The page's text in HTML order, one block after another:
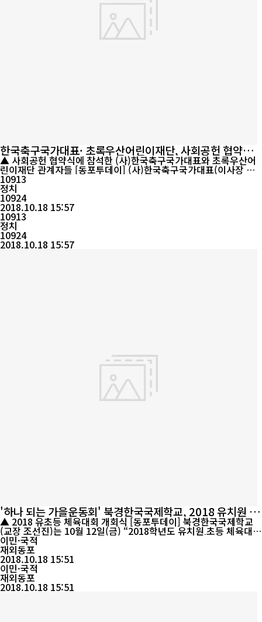
한국축구국가대표· 초록우산어린이재단, 사회공헌 협약식
체결
▲ 사회공헌 협약식에 참석한 (사)한국축구국가대표와 초록우산어
린이재단 관계자들 [동포투데이] (사)한국축구국가대표(이사장 김
병지)는 초록우산어린이재단(회장 이제훈)과 함께 저소득가정 아동
을 돕기 위한 사회공헌 협약식을 체결했다고 18일 밝혔다. 이 날 협
약식에는 초록우산어린이재단 관계자들과 (사)한국축구국가대표의
김병지 이사장, 최영일 부회장, 김재현 부회장, 성신여대 서경덕 교
수 등이 참석했...
10913
정치
10924
2018.10.18 15:57
10913
정치
10924
2018.10.18 15:57
'하나 되는 가을운동회' 북경한국국제학교, 2018 유치원 초
등 체육대회
▲ 2018 유초등 체육대회 개회식 [동포투데이] 북경한국국제학교
(교장 조선진)는 10월 12일(금) “2018학년도 유치원․초등 체육대
회”를 개최하였다. 이번 체육대회를 통해 북경한국국제학교 유치원
생과 초등어린이들이 개인달리기, 단체경기, 연합경기 등에 참여하
여 심신을 단련하고, 정정당당한 스포츠 정신을 배우며 협동심을 키
우는 교육의 장으로 마련되었다. 만국기가 드날리는 가을 햇살아래
새천년체조를 ...
이민·국적
재외동포
2018.10.18 15:51
이민·국적
재외동포
2018.10.18 15:51